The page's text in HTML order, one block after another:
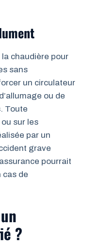
chaudière pour
sans
un circulateur
ou de
Toute
sur les
par un
grave
pourrait
cas de
?